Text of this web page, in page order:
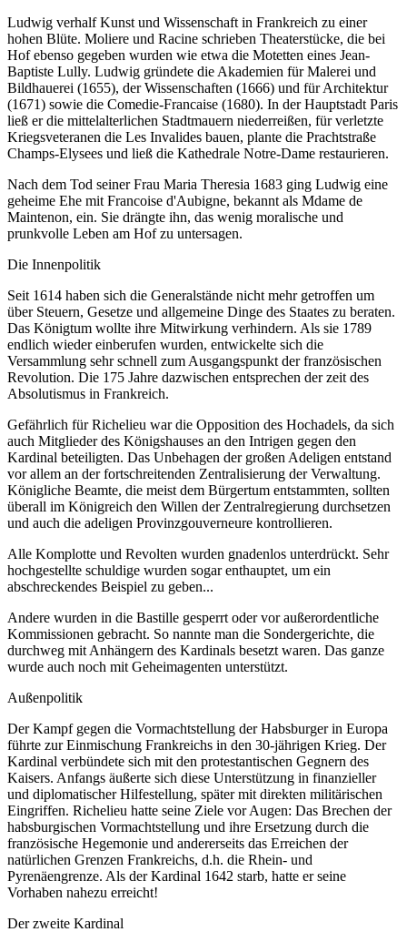
Ludwig verhalf Kunst und Wissenschaft in Frankreich zu einer
hohen Blüte. Moliere und Racine schrieben Theaterstücke, die bei
Hof ebenso gegeben wurden wie etwa die Motetten eines Jean-
Baptiste Lully. Ludwig gründete die Akademien für Malerei und
Bildhauerei (1655), der Wissenschaften (1666) und für Architektur
(1671) sowie die Comedie-Francaise (1680). In der Hauptstadt Paris
ließ er die mittelalterlichen Stadtmauern niederreißen, für verletzte
Kriegsveteranen die Les Invalides bauen, plante die Prachtstraße
Champs-Elysees und ließ die Kathedrale Notre-Dame restaurieren.
Nach dem Tod seiner Frau Maria Theresia 1683 ging Ludwig eine
geheime Ehe mit Francoise d'Aubigne, bekannt als Mdame de
Maintenon, ein. Sie drängte ihn, das wenig moralische und
prunkvolle Leben am Hof zu untersagen.
Die Innenpolitik
Seit 1614 haben sich die Generalstände nicht mehr getroffen um
über Steuern, Gesetze und allgemeine Dinge des Staates zu beraten.
Das Königtum wollte ihre Mitwirkung verhindern. Als sie 1789
endlich wieder einberufen wurden, entwickelte sich die
Versammlung sehr schnell zum Ausgangspunkt der französischen
Revolution. Die 175 Jahre dazwischen entsprechen der zeit des
Absolutismus in Frankreich.
Gefährlich für Richelieu war die Opposition des Hochadels, da sich
auch Mitglieder des Königshauses an den Intrigen gegen den
Kardinal beteiligten. Das Unbehagen der großen Adeligen entstand
vor allem an der fortschreitenden Zentralisierung der Verwaltung.
Königliche Beamte, die meist dem Bürgertum entstammten, sollten
überall im Königreich den Willen der Zentralregierung durchsetzen
und auch die adeligen Provinzgouverneure kontrollieren.
Alle Komplotte und Revolten wurden gnadenlos unterdrückt. Sehr
hochgestellte schuldige wurden sogar enthauptet, um ein
abschreckendes Beispiel zu geben...
Andere wurden in die Bastille gesperrt oder vor außerordentliche
Kommissionen gebracht. So nannte man die Sondergerichte, die
durchweg mit Anhängern des Kardinals besetzt waren. Das ganze
wurde auch noch mit Geheimagenten unterstützt.
Außenpolitik
Der Kampf gegen die Vormachtstellung der Habsburger in Europa
führte zur Einmischung Frankreichs in den 30-jährigen Krieg. Der
Kardinal verbündete sich mit den protestantischen Gegnern des
Kaisers. Anfangs äußerte sich diese Unterstützung in finanzieller
und diplomatischer Hilfestellung, später mit direkten militärischen
Eingriffen. Richelieu hatte seine Ziele vor Augen: Das Brechen der
habsburgischen Vormachtstellung und ihre Ersetzung durch die
französische Hegemonie und andererseits das Erreichen der
natürlichen Grenzen Frankreichs, d.h. die Rhein- und
Pyrenäengrenze. Als der Kardinal 1642 starb, hatte er seine
Vorhaben nahezu erreicht!
Der zweite Kardinal